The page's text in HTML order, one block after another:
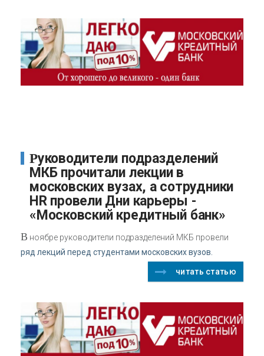
Руководители подразделений
МКБ прочитали лекции в
московских вузах, а сотрудники
HR провели Дни карьеры -
«Московский кредитный банк»
В ноябре руководители подразделений МКБ провели
ряд лекций перед студентами московских вузов.
читать статью